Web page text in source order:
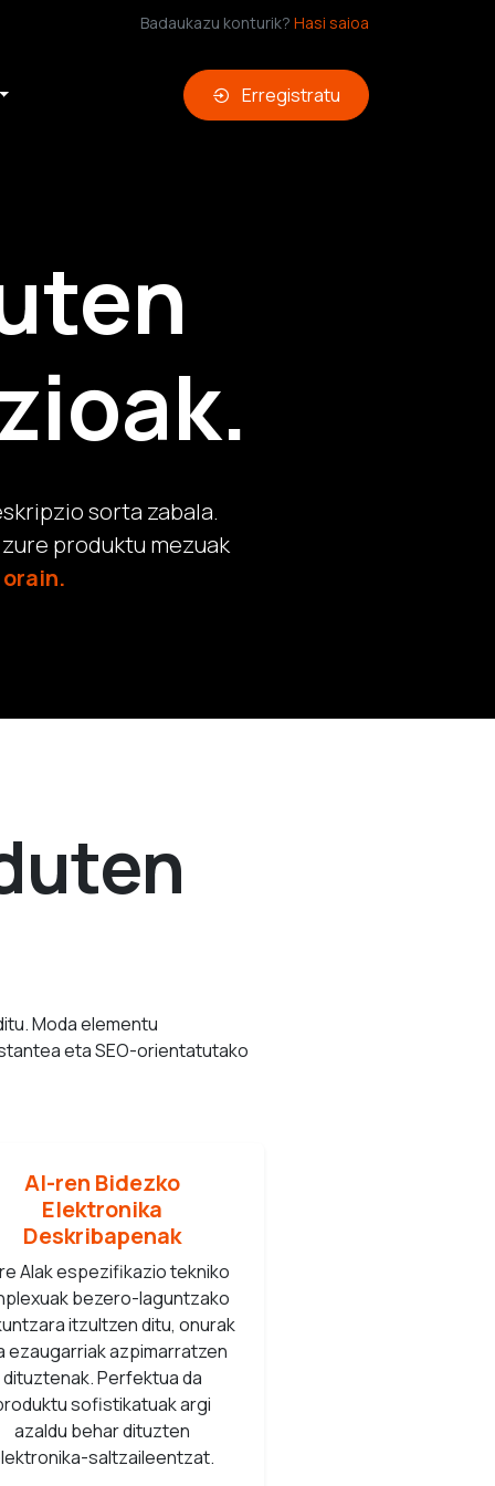
Badaukazu konturik? Hasi saioa
Erregistratu
sorta zabala.
produktu mezuak
Moda elementu
eta SEO-orientatutako
AI-ren Bidezko
Elektronika
Deskribapenak
AIak espezifikazio tekniko
bezero-laguntzako
itzultzen ditu, onurak
ezaugarriak azpimarratzen
dituztenak. Perfektua da
sofistikatuak argi
azaldu behar dituzten
saltzaileentzat.